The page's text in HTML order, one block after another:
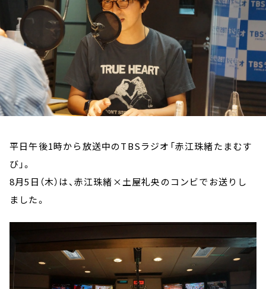
平日午後1時から放送中のTBSラジオ「赤江珠緒たまむす
び」。
8月5日（木）は、赤江珠緒×土屋礼央のコンビでお送りし
ました。